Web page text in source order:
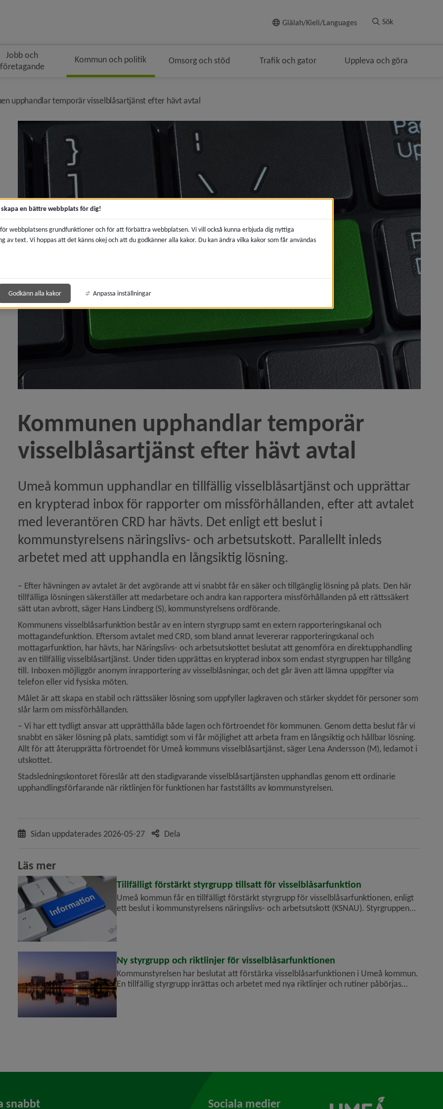
Giälah/Kieli/Languages Sök
Jobb och
företagande
Kommun och politik Omsorg och stöd Trafik och gator Uppleva och göra
upphandlar temporär visselblåsartjänst efter hävt avtalnivå i brödsmulenavigeringen
kommunkoncern till Almedalen: därför gör vår närvaro skillnad)
Behöver du kontakta kommunen?)
2027 antagen)
längs E12 mellan Atlanten och Kvarken)
när Årets Superkommuner utsågs)
EU och Europa är viktigt för Umeå)
vidtar juridiska åtgärder för att få tillgång till handlingar)
på plats)
inleds)
och riktlinjer för visselblåsarfunktionen)
Cherson i Ukraina)
Kommunen klubbar ny klimatfärdplan)
ska stärka kommunens visselblåsarfunktion)
för hemtjänst)
Kommunen utvald att medverka i utveckling av funktionshinder­politiken)
Inga dataförluster efter cyberangrepp)
bröt mot avtal – krävs på 7,5 miljoner kronor)
plats i Årets Superkommun 2025)
Kommunen upphandlar temporär
visselblåsartjänst efter hävt avtal
Umeå kommun upphandlar en tillfällig visselblåsartjänst och upprättar
en krypterad inbox för rapporter om missförhållanden, efter att avtalet
med leverantören CRD har hävts. Det enligt ett beslut i
kommunstyrelsens näringslivs- och arbetsutskott. Parallellt inleds
arbetet med att upphandla en långsiktig lösning.
– Efter hävningen av avtalet är det avgörande att vi snabbt får en säker och tillgänglig lösning på plats. Den här
tillfälliga lösningen säkerställer att medarbetare och andra kan rapportera missförhållanden på ett rättssäkert
sätt utan avbrott, säger Hans Lindberg (S), kommunstyrelsens ordförande.
Kommunens visselblåsarfunktion består av en intern styrgrupp samt en extern rapporteringskanal och
mottagande­funktion. Eftersom avtalet med CRD, som bland annat levererar rapporteringskanal och
mottagarfunktion, har hävts, har Näringslivs- och arbetsutskottet beslutat att genomföra en direktupphandling
av en tillfällig visselblåsartjänst. Under tiden upprättas en krypterad inbox som endast styrgruppen har tillgång
till. Inboxen möjliggör anonym inrapportering av visselblåsningar, och det går även att lämna uppgifter via
telefon eller vid fysiska möten.
Målet är att skapa en stabil och rättssäker lösning som uppfyller lagkraven och stärker skyddet för personer som
slår larm om missförhållanden.
– Vi har ett tydligt ansvar att upprätthålla både lagen och förtroendet för kommunen. Genom detta beslut får vi
snabbt en säker lösning på plats, samtidigt som vi får möjlighet att arbeta fram en långsiktig och hållbar lösning.
Allt för att återupprätta förtroendet för Umeå kommuns visselblåsartjänst, säger Lena Andersson (M), ledamot i
utskottet.
Stadsledningskontoret föreslår att den stadigvarande visselblåsartjänsten upphandlas genom ett ordinarie
upphandlingsförfarande när riktlinjen för funktionen har fastställts av kommunstyrelsen.
Sidan uppdaterades 2026-05-27 Dela
Läs mer
Tillfälligt förstärkt styrgrupp tillsatt för vissel­blåsar­funktion
Umeå kommun får en tillfälligt förstärkt styrgrupp för vissel­blåsar­funktionen, enligt
ett beslut i kommun­styrelsens näringslivs- och arbets­utskott (KSNAU). Styrgruppen
ska säkerställa att inkomna ärenden hanteras korrekt tills en perman...
Ny styrgrupp och riktlinjer för visselblåsarfunktionen
Kommunstyrelsen har beslutat att förstärka vissel­blåsar­funktionen i Umeå kommun.
En tillfällig styr­grupp inrättas och arbetet med nya riktlinjer och rutiner påbörjas
omgående. Syftet är att återupprätta förtroendet och säkerställa en rät...
snabbt Sociala medier
en bättre webbplats för dig!
för webbplatsens grundfunktioner och för att förbättra webbplatsen. Vi vill också kunna erbjuda dig nyttiga
av text. Vi hoppas att det känns okej och att du godkänner alla kakor. Du kan ändra vilka kakor som får användas
Godkänn alla kakor Anpassa inställningar